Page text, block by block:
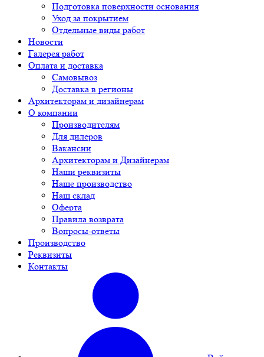
Подготовка поверхности основания
Уход за покрытием
Отдельные виды работ
Новости
Галерея работ
Оплата и доставка
Самовывоз
Доставка в регионы
Архитекторам и дизайнерам
О компании
Производителям
Для дилеров
Вакансии
Архитекторам и Дизайнерам
Наши реквизиты
Наше производство
Наш склад
Оферта
Правила возврата
Вопросы-ответы
Производство
Реквизиты
Контакты